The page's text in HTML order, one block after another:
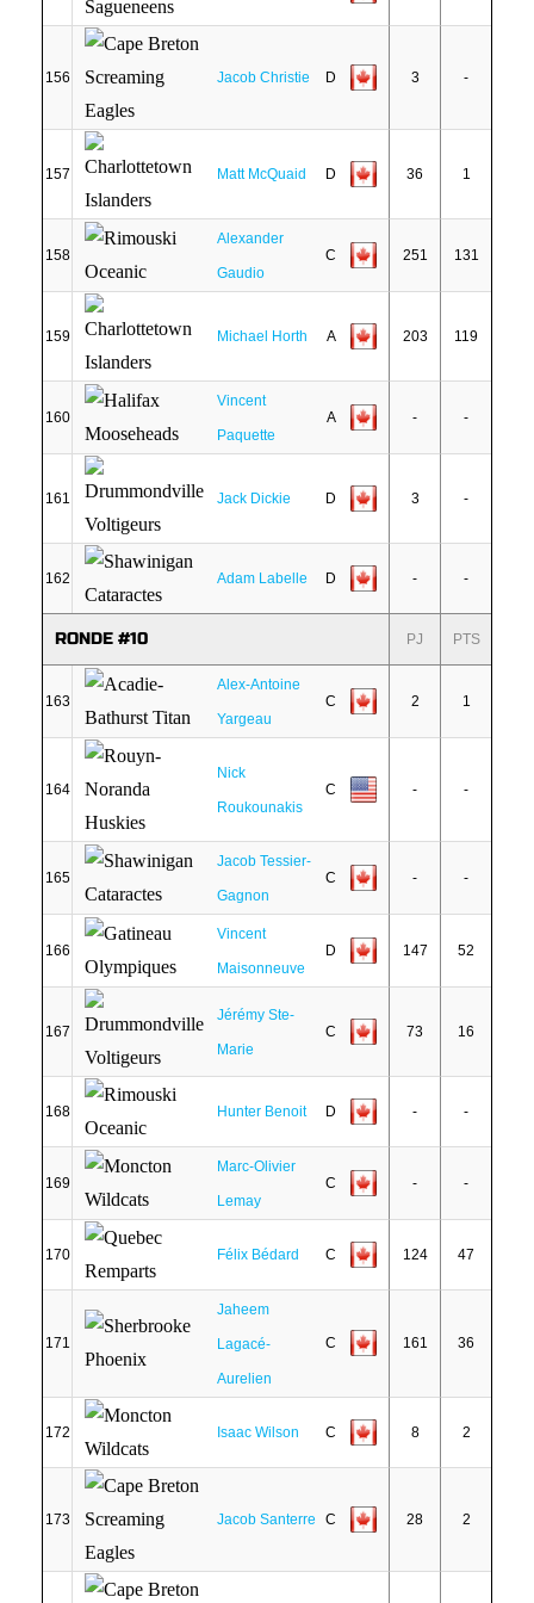
156 Jacob Christie D 3 -
157 Matt McQuaid D 36 1
158
Alexander
Gaudio
C 251 131
159 Michael Horth A 203 119
160
Vincent
Paquette
A - -
161 Jack Dickie D 3 -
162 Adam Labelle D - -
RONDE #10 PJ PTS
163
Alex-Antoine
Yargeau
C 2 1
164
Nick
Roukounakis
C - -
165
Jacob Tessier-
Gagnon
C - -
166
Vincent
Maisonneuve
D 147 52
167
Jérémy Ste-
Marie
C 73 16
168 Hunter Benoit D - -
169
Marc-Olivier
Lemay
C - -
170 Félix Bédard C 124 47
171
Jaheem
Lagacé-
Aurelien
C 161 36
172 Isaac Wilson C 8 2
173 Jacob Santerre C 28 2